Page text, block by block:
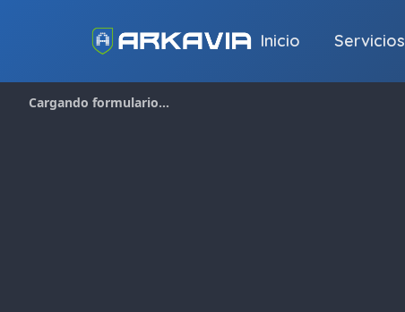
Inicio Servicios
Cargando formulario…